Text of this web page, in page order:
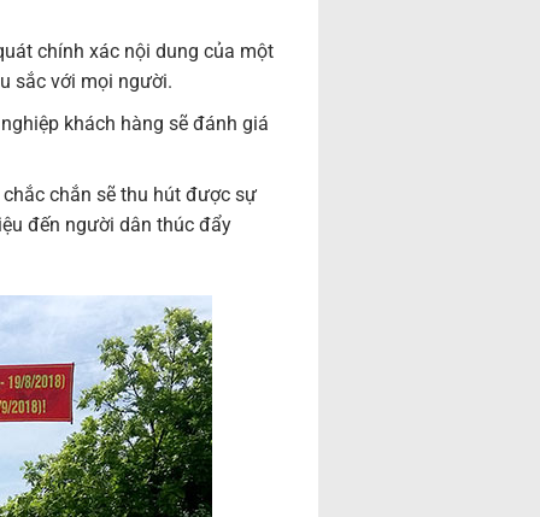
chính xác nội dung của một
sắc với mọi người.
khách hàng sẽ đánh giá
chắn sẽ thu hút được sự
đến người dân thúc đẩy